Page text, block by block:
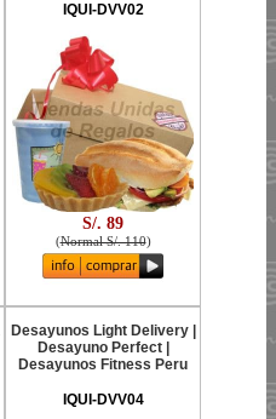
IQUI-DVV02
S/. 89
(Normal S/. 110)
Desayunos Light Delivery |
Desayuno Perfect |
Desayunos Fitness Peru
IQUI-DVV04